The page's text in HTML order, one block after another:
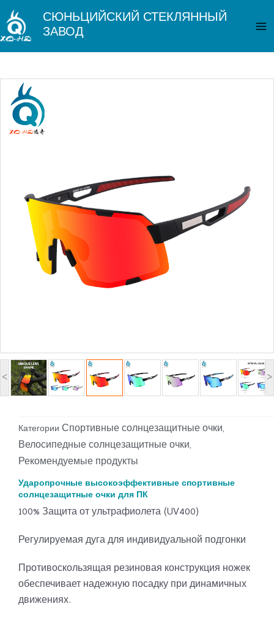
Перейти
содержимому
СЮНЬЦИЙСКИЙ СТЕКЛЯННЫЙ
ЗАВОД
< >
Категории Спортивные солнцезащитные очки,
Велосипедные солнцезащитные очки,
Рекомендуемые продукты
Ударопрочные высокоэффективные спортивные
солнцезащитные очки для ПК
100% Защита от ультрафиолета (UV400)
Регулируемая дуга для индивидуальной подгонки
Противоскользящая резиновая конструкция ножек
обеспечивает надежную посадку при динамичных
движениях.